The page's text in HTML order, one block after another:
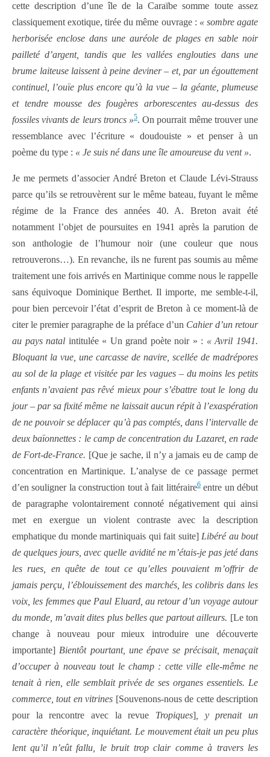
cette description d’une île de la Caraïbe somme toute assez
classiquement exotique, tirée du même ouvrage : « sombre agate
herborisée enclose dans une auréole de plages en sable noir
pailleté d’argent, tandis que les vallées englouties dans une
brume laiteuse laissent à peine deviner – et, par un égouttement
continuel, l’ouïe plus encore qu’à la vue – la géante, plumeuse
et tendre mousse des fougères arborescentes au-dessus des
fossiles vivants de leurs troncs »5. On pourrait même trouver une
ressemblance avec l’écriture « doudouiste » et penser à un
poème du type : « Je suis né dans une île amoureuse du vent ».
Je me permets d’associer André Breton et Claude Lévi-Strauss
parce qu’ils se retrouvèrent sur le même bateau, fuyant le même
régime de la France des années 40. A. Breton avait été
notamment l’objet de poursuites en 1941 après la parution de
son anthologie de l’humour noir (une couleur que nous
retrouverons…). En revanche, ils ne furent pas soumis au même
traitement une fois arrivés en Martinique comme nous le rappelle
sans équivoque Dominique Berthet. Il importe, me semble-t-il,
pour bien percevoir l’état d’esprit de Breton à ce moment-là de
citer le premier paragraphe de la préface d’un Cahier d’un retour
au pays natal intitulée « Un grand poète noir » : « Avril 1941.
Bloquant la vue, une carcasse de navire, scellée de madrépores
au sol de la plage et visitée par les vagues – du moins les petits
enfants n’avaient pas rêvé mieux pour s’ébattre tout le long du
jour – par sa fixité même ne laissait aucun répit à l’exaspération
de ne pouvoir se déplacer qu’à pas comptés, dans l’intervalle de
deux baïonnettes : le camp de concentration du Lazaret, en rade
de Fort-de-France. [Que je sache, il n’y a jamais eu de camp de
concentration en Martinique. L’analyse de ce passage permet
d’en souligner la construction tout à fait littéraire6entre un début
de paragraphe volontairement connoté négativement qui ainsi
met en exergue un violent contraste avec la description
emphatique du monde martiniquais qui fait suite]Libéré au bout
de quelques jours, avec quelle avidité ne m’étais-je pas jeté dans
les rues, en quête de tout ce qu’elles pouvaient m’offrir de
jamais perçu, l’éblouissement des marchés, les colibris dans les
voix, les femmes que Paul Eluard, au retour d’un voyage autour
du monde, m’avait dites plus belles que partout ailleurs. [Le ton
change à nouveau pour mieux introduire une découverte
importante]Bientôt pourtant, une épave se précisait, menaçait
d’occuper à nouveau tout le champ : cette ville elle-même ne
tenait à rien, elle semblait privée de ses organes essentiels. Le
commerce, tout en vitrines [Souvenons-nous de cette description
pour la rencontre avec la revue Tropiques], y prenait un
caractère théorique, inquiétant. Le mouvement était un peu plus
lent qu’il n’eût fallu, le bruit trop clair comme à travers les